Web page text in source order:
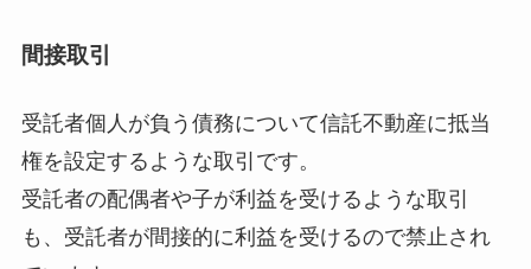
間接取引
受託者個人が負う債務について信託不動産に抵当
権を設定するような取引です。
受託者の配偶者や子が利益を受けるような取引
も、受託者が間接的に利益を受けるので禁止され